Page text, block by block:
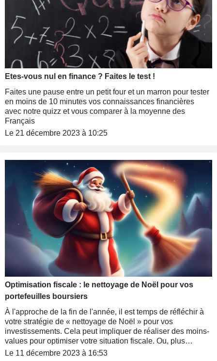
Etes-vous nul en finance ? Faites le test !
Faites une pause entre un petit four et un marron pour tester
en moins de 10 minutes vos connaissances financières
avec notre quizz et vous comparer à la moyenne des
Français
Le 21 décembre 2023 à 10:25
Optimisation fiscale : le nettoyage de Noël pour vos
portefeuilles boursiers
À l'approche de la fin de l'année, il est temps de réfléchir à
votre stratégie de « nettoyage de Noël » pour vos
investissements. Cela peut impliquer de réaliser des moins-
values pour optimiser votre situation fiscale. Ou, plus
paradoxalement, des plus-values. On vous explique tout
Le 11 décembre 2023 à 16:53